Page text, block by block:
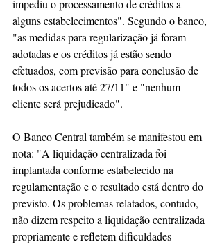
impediu o processamento de créditos a
alguns estabelecimentos". Segundo o banco,
"as medidas para regularização já foram
adotadas e os créditos já estão sendo
efetuados, com previsão para conclusão de
todos os acertos até 27/11" e "nenhum
cliente será prejudicado".
O Banco Central também se manifestou em
nota: "A liquidação centralizada foi
implantada conforme estabelecido na
regulamentação e o resultado está dentro do
previsto. Os problemas relatados, contudo,
não dizem respeito a liquidação centralizada
propriamente e refletem dificuldades